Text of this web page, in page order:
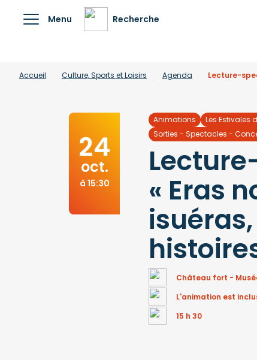
Menu Recherche
Accueil Culture, Sports et Loisirs Agenda Lecture-
24
oct.
à 15:30
Animations
Les Estivales
Sorties - Spectacles -
« Eras
Château fort -
L'animation est
15 h 30